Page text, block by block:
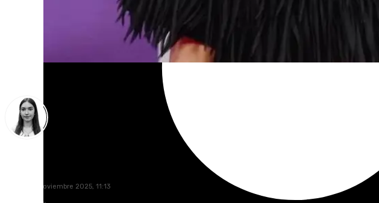
sábado, 8 noviembre 2025, 11:13